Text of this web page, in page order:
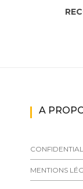
A
MENTIONS